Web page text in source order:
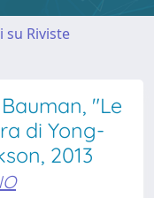
su Riviste
"Le
di Yong-
2013